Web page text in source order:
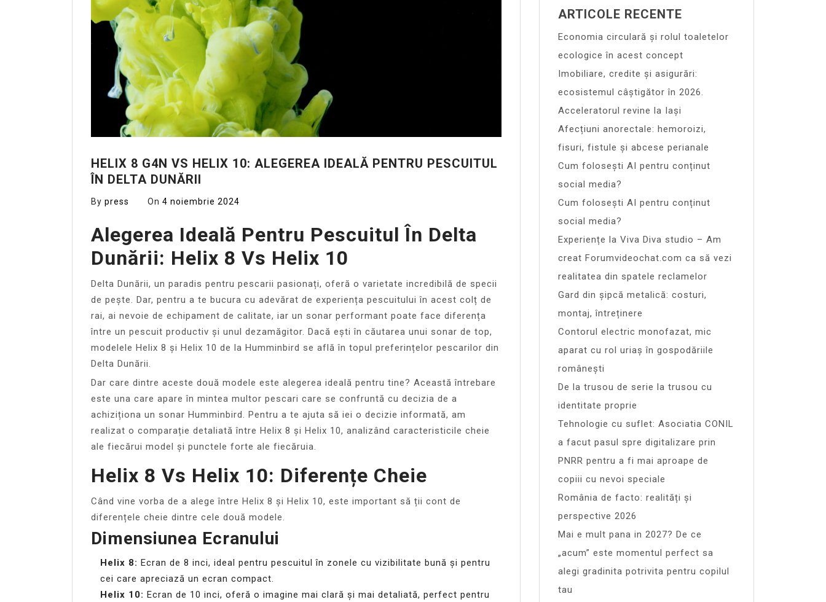
HELIX 8 G4N VS HELIX 10: ALEGEREA IDEALĂ PENTRU PESCUITUL
ÎN DELTA DUNĂRII
By press On 4 noiembrie 2024
Alegerea Ideală Pentru Pescuitul În Delta
Dunării: Helix 8 Vs Helix 10
Delta Dunării, un paradis pentru pescarii pasionați, oferă o varietate incredibilă de specii
de pește. Dar, pentru a te bucura cu adevărat de experiența pescuitului în acest colț de
rai, ai nevoie de echipament de calitate, iar un sonar performant poate face diferența
între un pescuit productiv și unul dezamăgitor. Dacă ești în căutarea unui sonar de top,
modelele Helix 8 și Helix 10 de la Humminbird se află în topul preferințelor pescarilor din
Delta Dunării.
Dar care dintre aceste două modele este alegerea ideală pentru tine? Această întrebare
este una care apare în mintea multor pescari care se confruntă cu decizia de a
achiziționa un sonar Humminbird. Pentru a te ajuta să iei o decizie informată, am
realizat o comparație detaliată între Helix 8 și Helix 10, analizând caracteristicile cheie
ale fiecărui model și punctele forte ale fiecăruia.
Helix 8 Vs Helix 10: Diferențe Cheie
Când vine vorba de a alege între Helix 8 și Helix 10, este important să ții cont de
diferențele cheie dintre cele două modele.
Dimensiunea Ecranului
Helix 8: Ecran de 8 inci, ideal pentru pescuitul în zonele cu vizibilitate bună și pentru
cei care apreciază un ecran compact.
Helix 10: Ecran de 10 inci, oferă o imagine mai clară și mai detaliată, perfect pentru
ARTICOLE RECENTE
Economia circulară și rolul toaletelor
ecologice în acest concept
Imobiliare, credite și asigurări:
ecosistemul câștigător în 2026.
Acceleratorul revine la Iași
Afecțiuni anorectale: hemoroizi,
fisuri, fistule și abcese perianale
Cum folosești AI pentru conținut
social media?
Cum folosești AI pentru conținut
social media?
Experiențe la Viva Diva studio – Am
creat Forumvideochat.com ca să vezi
realitatea din spatele reclamelor
Gard din șipcă metalică: costuri,
montaj, întreținere
Contorul electric monofazat, mic
aparat cu rol uriaș în gospodăriile
românești
De la trusou de serie la trusou cu
identitate proprie
Tehnologie cu suflet: Asociatia CONIL
a facut pasul spre digitalizare prin
PNRR pentru a fi mai aproape de
copiii cu nevoi speciale
România de facto: realități și
perspective 2026
Mai e mult pana in 2027? De ce
„acum” este momentul perfect sa
alegi gradinita potrivita pentru copilul
tau